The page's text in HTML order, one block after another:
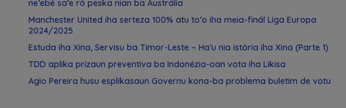
ne’ebé sa’e ró peska nian ba Austrália
Manchester United iha serteza 100% atu to’o iha meia-finál Liga Europa
2024/2025
Estuda iha Xina, Servisu ba Timor-Leste – Ha’u nia istória iha Xina (Parte 1)
TDD aplika prizaun preventiva ba Indonézia-oan vota iha Likisa
Agio Pereira husu esplikasaun Governu kona-ba problema buletim de votu